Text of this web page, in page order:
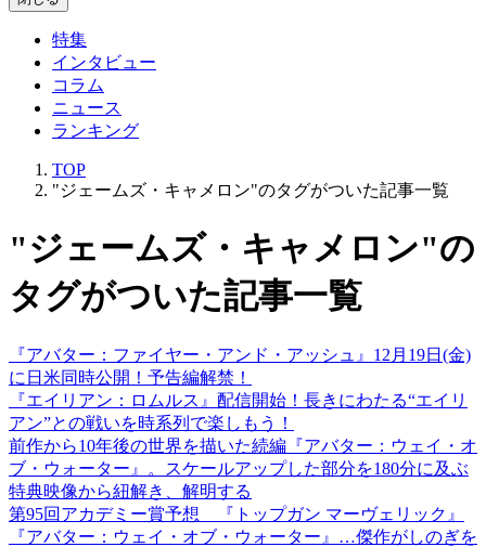
特集
インタビュー
コラム
ニュース
ランキング
TOP
"ジェームズ・キャメロン"のタグがついた記事一覧
"ジェームズ・キャメロン"の
タグがついた記事一覧
『アバター：ファイヤー・アンド・アッシュ』12月19日(金)
に日米同時公開！予告編解禁！
『エイリアン：ロムルス』配信開始！長きにわたる“エイリ
アン”との戦いを時系列で楽しもう！
前作から10年後の世界を描いた続編『アバター：ウェイ・オ
ブ・ウォーター』。スケールアップした部分を180分に及ぶ
特典映像から紐解き、解明する
第95回アカデミー賞予想 『トップガン マーヴェリック』
『アバター：ウェイ・オブ・ウォーター』…傑作がしのぎを